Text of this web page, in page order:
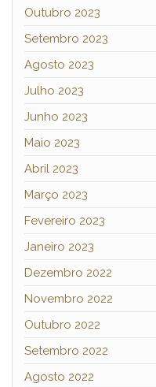
Outubro 2023
Setembro 2023
Agosto 2023
Julho 2023
Junho 2023
Maio 2023
Abril 2023
Março 2023
Fevereiro 2023
Janeiro 2023
Dezembro 2022
Novembro 2022
Outubro 2022
Setembro 2022
Agosto 2022